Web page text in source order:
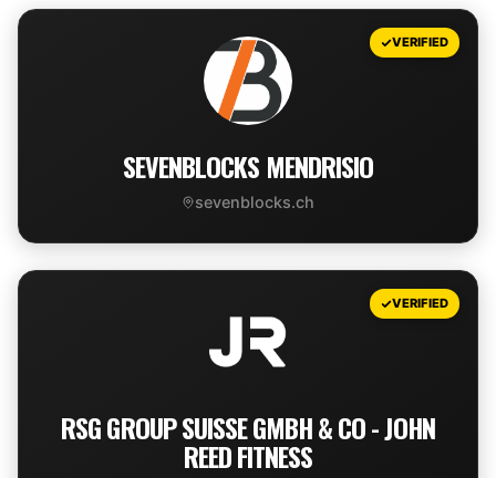
VERIFIED
SEVENBLOCKS MENDRISIO
sevenblocks.ch
VIEW DEAL
VERIFIED
RSG GROUP SUISSE GMBH & CO - JOHN
REED FITNESS